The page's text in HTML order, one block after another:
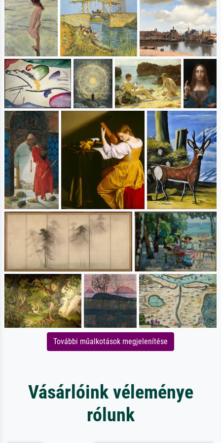
További műalkotások megjelenítése
Vásárlóink véleménye
rólunk